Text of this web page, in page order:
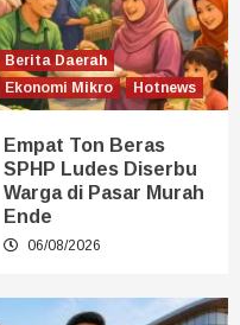
Berita Daerah
Ekonomi Mikro
Hotnews
Empat Ton Beras
SPHP Ludes Diserbu
Warga di Pasar Murah
Ende
06/08/2026